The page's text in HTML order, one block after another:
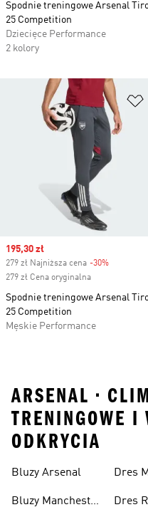
Spodnie treningowe Arsenal
25 Competition
Dziecięce Performance
2 kolory
Sale price
195,30 zł
279 zł Najniższa cena -30%
279 zł Cena oryginalna
Spodnie treningowe Arsenal
25 Competition
Męskie Performance
ARSENAL •
TRENINGOWE I
ODKRYCIA
Bluzy Arsenal
Bluzy Manchester
Dres
Dres